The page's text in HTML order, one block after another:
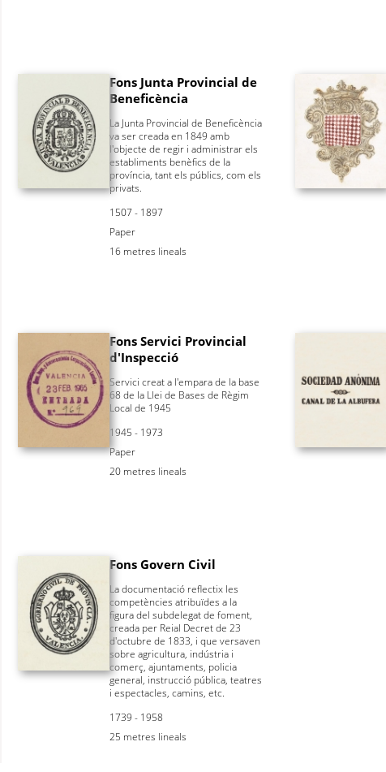
Fons Junta Provincial de
Beneficència
La Junta Provincial de Beneficència
va ser creada en 1849 amb
l'objecte de regir i administrar els
establiments benèfics de la
província, tant els públics, com els
privats.
1507 - 1897
Paper
16 metres lineals
Fons Servici Provincial
d'Inspecció
Servici creat a l'empara de la base
68 de la Llei de Bases de Règim
Local de 1945
1945 - 1973
Paper
20 metres lineals
Fons Govern Civil
La documentació reflectix les
competències atribuïdes a la
figura del subdelegat de foment,
creada per Reial Decret de 23
d'octubre de 1833, i que versaven
sobre agricultura, indústria i
comerç, ajuntaments, policia
general, instrucció pública, teatres
i espectacles, camins, etc.
1739 - 1958
25 metres lineals